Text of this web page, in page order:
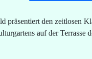
präsentiert den zeitlosen
auf der Terrasse